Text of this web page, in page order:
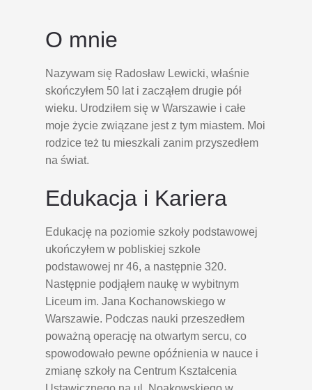
O mnie
Nazywam się Radosław Lewicki, właśnie
skończyłem 50 lat i zacząłem drugie pół
wieku. Urodziłem się w Warszawie i całe
moje życie związane jest z tym miastem. Moi
rodzice też tu mieszkali zanim przyszedłem
na świat.
Edukacja i Kariera
Edukację na poziomie szkoły podstawowej
ukończyłem w pobliskiej szkole
podstawowej nr 46, a następnie 320.
Następnie podjąłem naukę w wybitnym
Liceum im. Jana Kochanowskiego w
Warszawie. Podczas nauki przeszedłem
poważną operację na otwartym sercu, co
spowodowało pewne opóźnienia w nauce i
zmianę szkoły na Centrum Kształcenia